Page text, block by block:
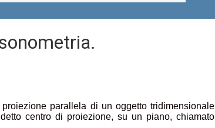
parallela di un oggetto tridimensionale
centro di proiezione, su un piano, chiamato